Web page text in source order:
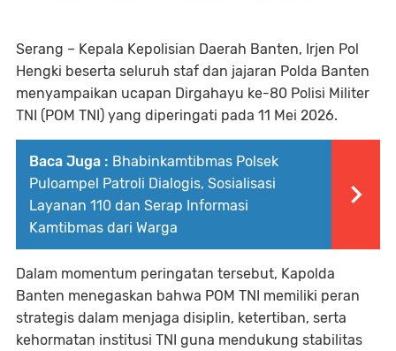
Serang – Kepala Kepolisian Daerah Banten, Irjen Pol
Hengki beserta seluruh staf dan jajaran Polda Banten
menyampaikan ucapan Dirgahayu ke-80 Polisi Militer
TNI (POM TNI) yang diperingati pada 11 Mei 2026.
Baca Juga : Bhabinkamtibmas Polsek
Puloampel Patroli Dialogis, Sosialisasi
Layanan 110 dan Serap Informasi
Kamtibmas dari Warga
Dalam momentum peringatan tersebut, Kapolda
Banten menegaskan bahwa POM TNI memiliki peran
strategis dalam menjaga disiplin, ketertiban, serta
kehormatan institusi TNI guna mendukung stabilitas